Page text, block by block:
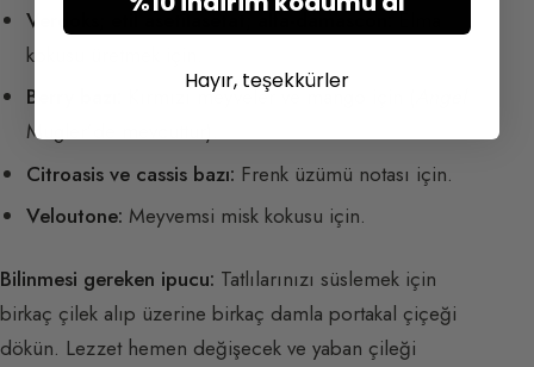
Verdoks; etil asetilasetat; alfa-damascon:Elma
kokusu üretmek için.
Berry bazı:
Kırmızı meyveler ve mango için (
Mugler’de mevcuttur).
Citroasis ve cassis bazı: Frenk üzümü notası için.
Veloutone: Meyvemsi misk kokusu için.
Bilinmesi gereken ipucu: Tatlılarınızı süslemek için
birkaç çilek alıp üzerine birkaç damla portakal çiçeği
dökün. Lezzet hemen değişecek ve yaban çileği
Hayır, teşekkürler